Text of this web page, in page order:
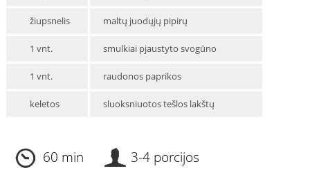
žiupsnelis maltų juodųjų pipirų
1 vnt. smulkiai pjaustyto svogūno
1 vnt. raudonos paprikos
keletos sluoksniuotos tešlos lakštų
60 min 3-4 porcijos